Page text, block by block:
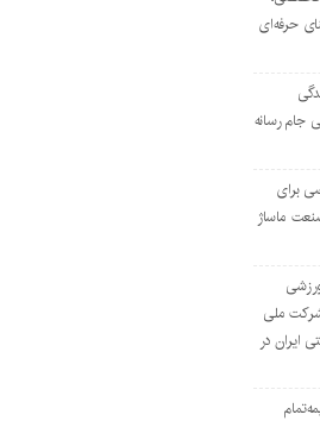
حرفه‌ای
جام رسانه
برای
ماساژ
شرکت ملی
ایران در